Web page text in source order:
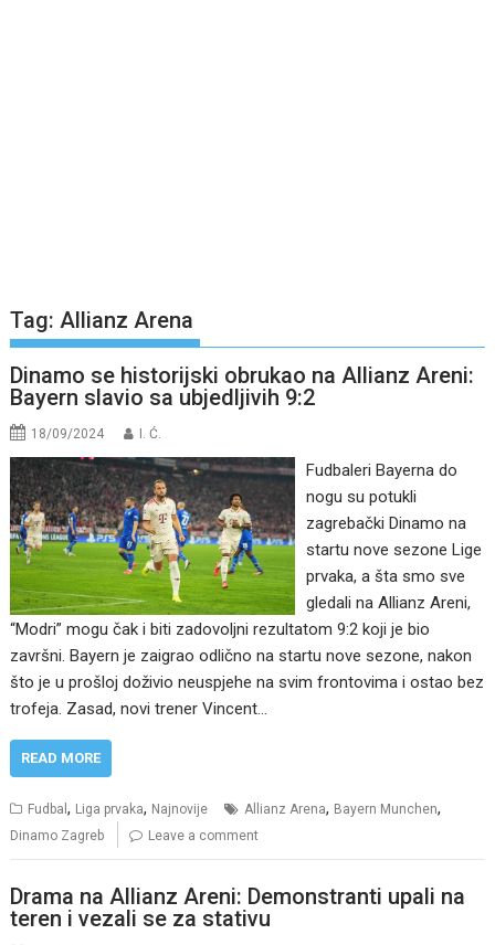
Tag:Allianz Arena
Dinamo se historijski obrukao na Allianz Areni:
Bayern slavio sa ubjedljivih 9:2
18/09/2024 I. Ć.
Fudbaleri Bayerna do
nogu su potukli
zagrebački Dinamo na
startu nove sezone Lige
prvaka, a šta smo sve
gledali na Allianz Areni,
“Modri” mogu čak i biti zadovoljni rezultatom 9:2 koji je bio
završni. Bayern je zaigrao odlično na startu nove sezone, nakon
što je u prošloj doživio neuspjehe na svim frontovima i ostao bez
trofeja. Zasad, novi trener Vincent…
READ MORE
Fudbal, Liga prvaka, Najnovije Allianz Arena, Bayern Munchen,
Dinamo Zagreb Leave a comment
Drama na Allianz Areni: Demonstranti upali na
teren i vezali se za stativu